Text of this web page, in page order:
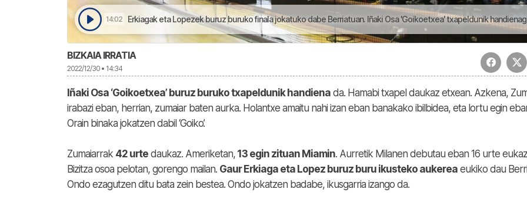
14:02 Erkiagak eta Lopezek buruz buruko finala jokatuko dabe Berriatuan. Iñaki Osa 'Goikoetxea' txapeldunik handienagaz egin dogu berba |
BIZKAIA IRRATIA
2022/12/30 • 14:34
Iñaki Osa ‘Goikoetxea’ buruz buruko txapeldunik handiena da. Hamabi txapel daukaz etxean. Azkena,
irabazi eban, herrian, zumaiar baten aurka. Holantxe amaitu nahi izan eban banakako ibilbidea, eta lortu egin
Orain binaka jokatzen dabil ‘Goiko’.
Zumaiarrak 42 urte daukaz. Ameriketan, 13 egin zituan Miamin. Aurretik Milanen debutau eban 16 urte
Bizitza osoa pelotan, gorengo mailan. Gaur Erkiaga eta Lopez buruz buru ikusteko aukerea eukiko dau
Ondo ezagutzen ditu bata zein bestea. Ondo jokatzen badabe, ikusgarria izango da.